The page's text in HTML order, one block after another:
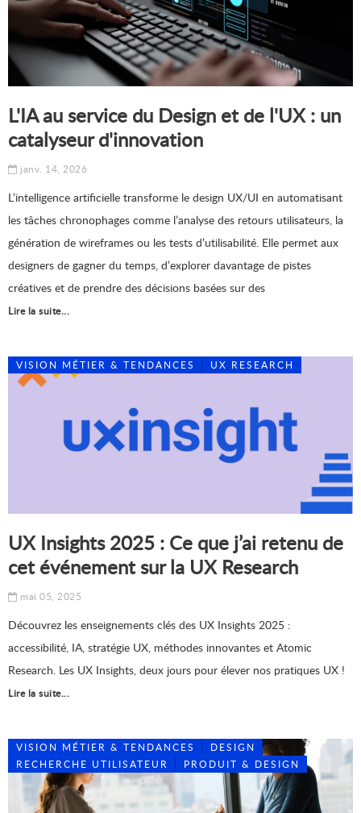
L'IA au service du Design et de l'UX : un
catalyseur d'innovation
janv. 14, 2026
L’intelligence artificielle transforme le design UX/UI en automatisant
les tâches chronophages comme l’analyse des retours utilisateurs, la
génération de wireframes ou les tests d’utilisabilité. Elle permet aux
designers de gagner du temps, d’explorer davantage de pistes
créatives et de prendre des décisions basées sur des
Lire la suite...
VISION MÉTIER & TENDANCES UX RESEARCH
UX Insights 2025 : Ce que j’ai retenu de
cet événement sur la UX Research
mai 05, 2025
Découvrez les enseignements clés des UX Insights 2025 :
accessibilité, IA, stratégie UX, méthodes innovantes et Atomic
Research. Les UX Insights, deux jours pour élever nos pratiques UX !
Lire la suite...
VISION MÉTIER & TENDANCES
DESIGN
RECHERCHE UTILISATEUR
PRODUIT & DESIGN